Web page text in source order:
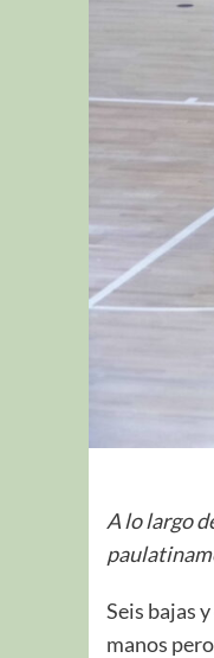
A lo largo
Seis bajas
manos